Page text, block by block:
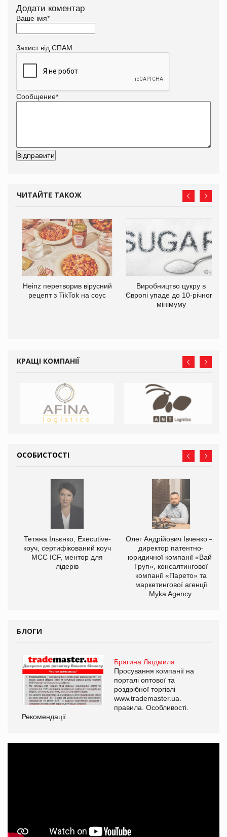
Додати коментар
Ваше імя*
Захист від СПАМ
Сообщение*
ЧИТАЙТЕ ТАКОЖ
Heinz перетворив вірусний
рецепт з TikTok на соус
Виробництво цукру в
Європі упаде до 10-річного
мінімуму
КРАЩІ КОМПАНІЇ
ОСОБИСТОСТІ
Тетяна Ільєнко, Executive-
коуч, сертифікований коуч
МСС ICF, ментор для
лідерів
Олег Андрійович Івченко —
директор патентно-
юридичної компанії «Вайз
Груп», консалтингової
компанії «Парето» та
маркетингової агенції
Myka Agency.
БЛОГИ
Брагина Людмила
Просування компанії на
порталі оптової та
роздрібної торгівлі
www.trademaster.ua.
правила. Особливості.
Рекомендації